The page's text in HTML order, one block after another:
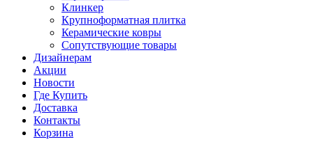
Клинкер
Крупноформатная плитка
Керамические ковры
Сопутствующие товары
Дизайнерам
Акции
Новости
Где Купить
Доставка
Контакты
Корзина